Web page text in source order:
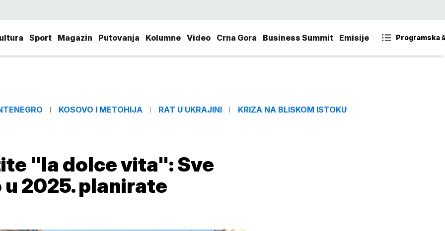
Sport Magazin Putovanja Kolumne Video Crna Gora Business Summit Emisije Programska
KOSOVO I METOHIJA RAT U UKRAJINI KRIZA NA BLISKOM ISTOKU
"la dolce vita": Sve
2025. planirate